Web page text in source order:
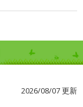
2026/08/07 更新